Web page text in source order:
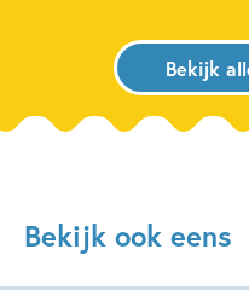
Bekijk
Bekijk ook eens